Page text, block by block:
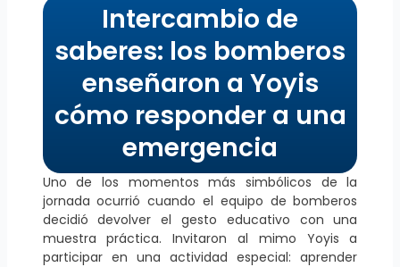
Intercambio de
saberes: los bomberos
enseñaron a Yoyis
cómo responder a una
emergencia
Uno de los momentos más simbólicos de la
jornada ocurrió cuando el equipo de bomberos
decidió devolver el gesto educativo con una
muestra práctica. Invitaron al mimo Yoyis a
participar en una actividad especial: aprender